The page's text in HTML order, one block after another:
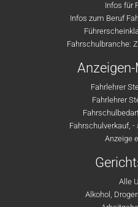
Infos für
Infos zum Beruf
Fahrschulbranche:
Fahrlehrer
Fahrlehrer
Fahrschulverkauf,
Anzeige
Alle
Alkohol,